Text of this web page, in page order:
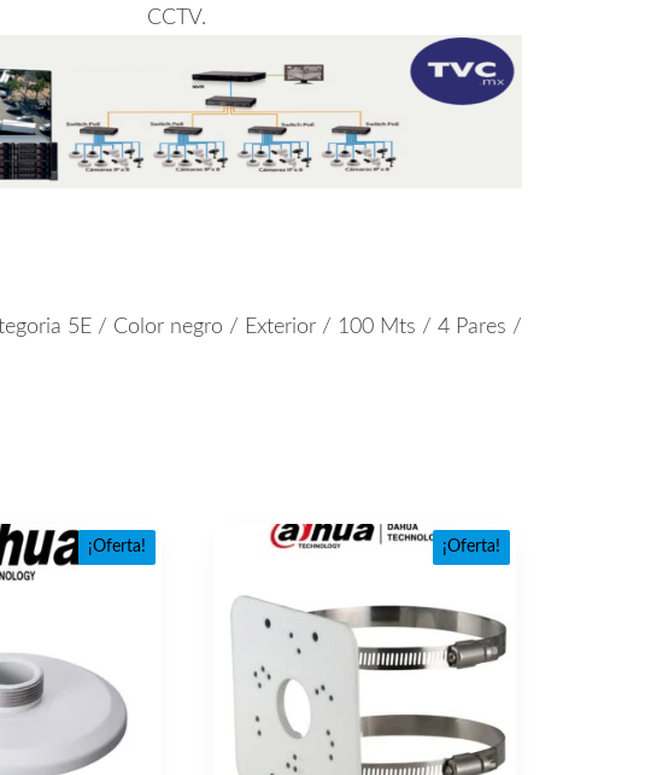
CCTV.
5E / Color negro / Exterior / 100 Mts / 4 Pares /
¡Oferta! ¡Oferta!